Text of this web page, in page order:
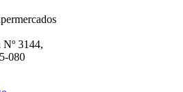
3144,
080